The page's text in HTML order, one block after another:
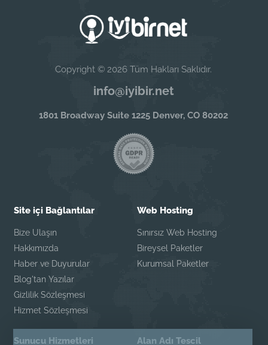
Copyright © 2026 Tüm Hakları Saklıdır.
info@iyibir.net
1801 Broadway Suite 1225 Denver, CO 80202
Site içi Bağlantılar
Bize Ulaşın
Hakkımızda
Haber ve Duyurular
Blog'tan Yazılar
Gizlilik Sözleşmesi
Hizmet Sözleşmesi
Web Hosting
Sınırsız Web Hosting
Bireysel Paketler
Kurumsal Paketler
Sunucu Hizmetleri Alan Adı Tescil